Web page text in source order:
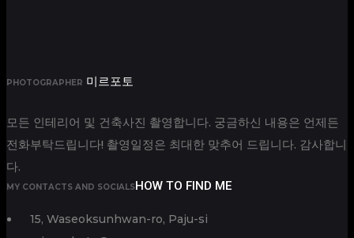
PHOTOGRAPHER 미르포토
모든 인테리어 및 건축사진 촬영합니다. 궁금하신 내용은 언제든
전화부탁드립니다! 촬영일정은 최대한 맞추어 드립니다. 감사합니
다.
MY CONTACTS AND SOCIALSHOW TO FIND ME
15, Waseoksunhwan-ro, Paju-si